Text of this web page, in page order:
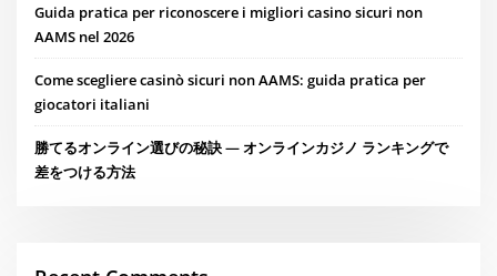
Guida pratica per riconoscere i migliori casino sicuri non
AAMS nel 2026
Come scegliere casinò sicuri non AAMS: guida pratica per
giocatori italiani
勝てるオンライン選びの秘訣 — オンラインカジノ ランキングで
差をつける方法